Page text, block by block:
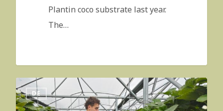
Plantin coco substrate last year.
The…
DE